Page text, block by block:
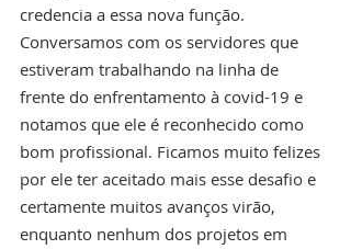
credencia a essa nova função.
Conversamos com os servidores que
estiveram trabalhando na linha de
frente do enfrentamento à covid-19 e
notamos que ele é reconhecido como
bom profissional. Ficamos muito felizes
por ele ter aceitado mais esse desafio e
certamente muitos avanços virão,
enquanto nenhum dos projetos em